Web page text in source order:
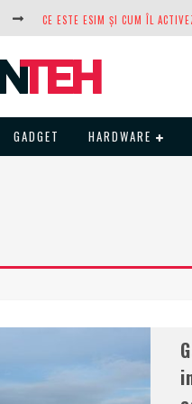
DUPĂ ANI DE REFUZURI,
GADGET HARDWARE